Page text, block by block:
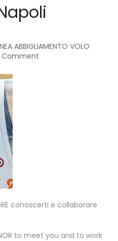
ABBIGLIAMENTO VOLO
Comment
conoscerti e collaborare
to meet you and to work